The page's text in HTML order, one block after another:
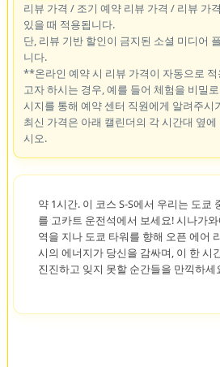
리뷰 가격 / 조기 예약 리뷰 가격 / 리뷰 가
있을 때 적용됩니다.
단, 리뷰 기반 할인이 금지된 소셜 미디어
니다.
**온라인 예약 시 리뷰 가격이 자동으로
고자 하시는 경우, 예를 들어 체험을 비밀
시지를 통해 예약 센터 직원에게 알려주시
최신 가격은 아래 캘린더의 각 시간대 옆
시오.
약 1시간. 이 코스 S-S에서 우리는 도쿄
를 고카트 운전석에서 보세요! 시나가
역을 지나 도쿄 타워를 향해 오픈 에어
시의 에너지가 당신을 감싸며, 이 한 시
진진하고 잊지 못할 순간들을 만끽하세